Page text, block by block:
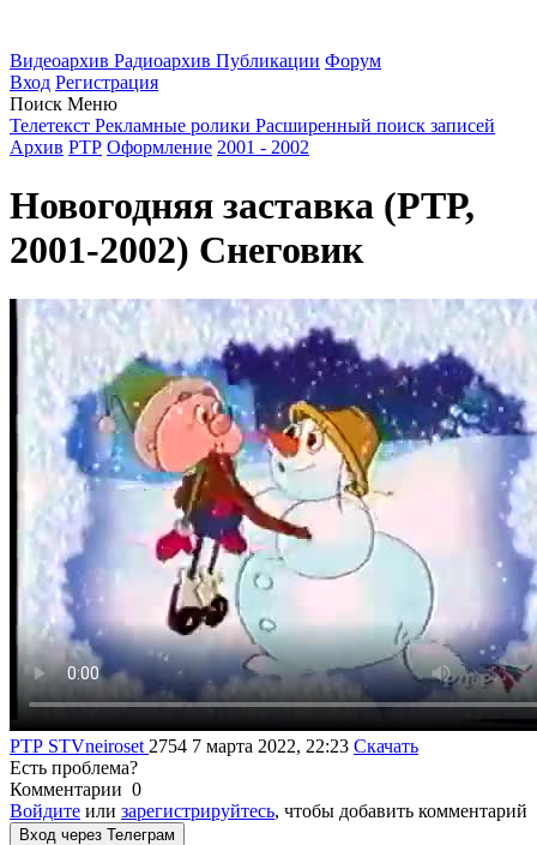
Видеоархив Радиоархив Публикации Форум
Вход Регистрация
Поиск Меню
Телетекст Рекламные ролики Расширенный поиск записей
Архив РТР Оформление 2001 - 2002
Новогодняя заставка (РТР,
2001-2002) Снеговик
РТР STVneiroset 2754 7 марта 2022, 22:23 Скачать
Есть проблема?
Комментарии 0
Войдите или зарегистрируйтесь, чтобы добавить комментарий
Вход через Телеграм